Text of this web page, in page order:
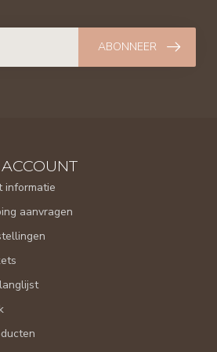
ABONNEER
informatie
aanvragen